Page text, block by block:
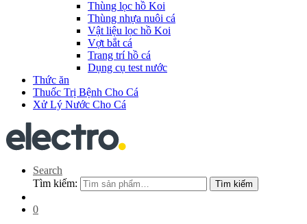
Thùng lọc hồ Koi
Thùng nhựa nuôi cá
Vật liệu lọc hồ Koi
Vợt bắt cá
Trang trí hồ cá
Dụng cụ test nước
Thức ăn
Thuốc Trị Bệnh Cho Cá
Xử Lý Nước Cho Cá
Search
Tìm kiếm:
Tìm kiếm
0